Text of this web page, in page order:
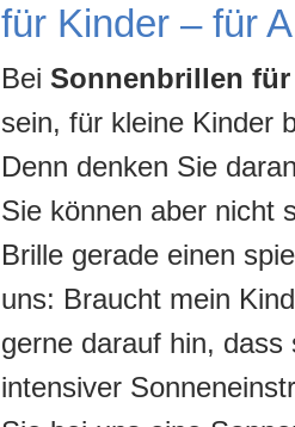
für Kinder – für
Bei Sonnenbrillen
sein, für kleine Kinder
Denn denken Sie
Sie können aber nicht
Brille gerade einen
uns: Braucht mein
gerne darauf hin,
intensiver